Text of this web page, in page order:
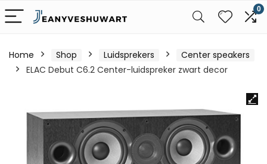
0
Home Shop Luidsprekers
Center speakers
ELAC Debut C6.2 Center-luidspreker zwart decor